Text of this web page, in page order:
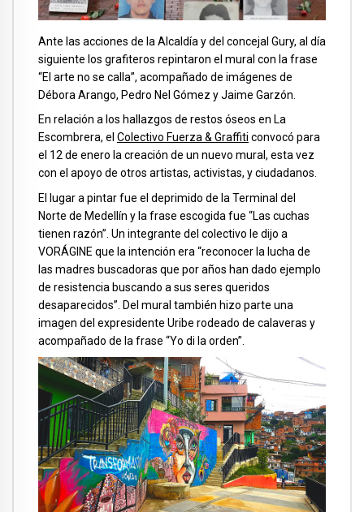
Ante las acciones de la Alcaldía y del concejal Gury, al día
siguiente los grafiteros repintaron el mural con la frase
“El arte no se calla”, acompañado de imágenes de
Débora Arango, Pedro Nel Gómez y Jaime Garzón.
En relación a los hallazgos de restos óseos en La
Escombrera, el Colectivo Fuerza & Graffiti convocó para
el 12 de enero la creación de un nuevo mural, esta vez
con el apoyo de otros artistas, activistas, y ciudadanos.
El lugar a pintar fue el deprimido de la Terminal del
Norte de Medellín y la frase escogida fue “Las cuchas
tienen razón”. Un integrante del colectivo le dijo a
VORÁGINE que la intención era “reconocer la lucha de
las madres buscadoras que por años han dado ejemplo
de resistencia buscando a sus seres queridos
desaparecidos”. Del mural también hizo parte una
imagen del expresidente Uribe rodeado de calaveras y
acompañado de la frase “Yo di la orden”.